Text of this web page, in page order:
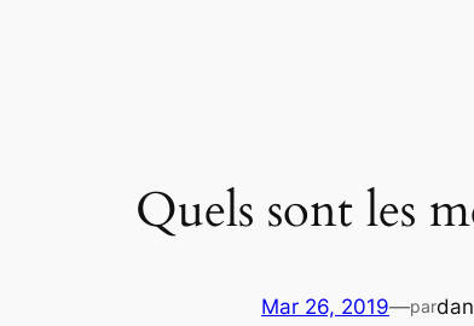
Quels sont les
Mar 26, 2019—par